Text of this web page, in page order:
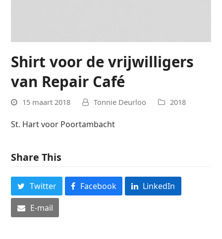
Shirt voor de vrijwilligers
van Repair Café
15 maart 2018 Tonnie Deurloo 2018
St. Hart voor Poortambacht
Share This
Twitter Facebook
LinkedIn
E-mail